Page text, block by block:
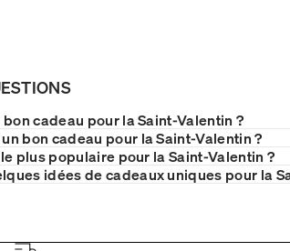
cadeau pour la Saint-Valentin ?
bon cadeau pour la Saint-Valentin ?
plus populaire pour la Saint-Valentin ?
idées de cadeaux uniques pour la